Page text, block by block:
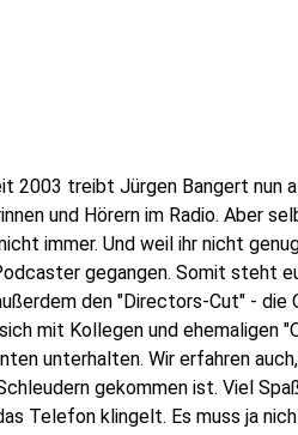
2003 treibt Jürgen Bangert nun
und Hörern im Radio. Aber
immer. Und weil ihr nicht
gegangen. Somit steht
den "Directors-Cut" - die
mit Kollegen und ehemaligen
unterhalten. Wir erfahren
gekommen ist. Viel
Telefon klingelt. Es muss ja